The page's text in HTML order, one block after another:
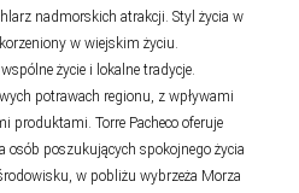
nadmorskich atrakcji. Styl życia w
w wiejskim życiu.
życie i lokalne tradycje.
potrawach regionu, z wpływami
Torre Pacheco oferuje
osób poszukujących spokojnego życia
w pobliżu wybrzeża Morza